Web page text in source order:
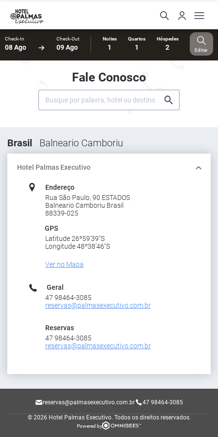
Check-In
08 Ago
Check-Out
09 Ago
Noites
1
Quartos
1
Hóspedes
2 Editar
Fale Conosco
Brasil Balneario Camboriu
Hotel Palmas Executivo
Endereço
Rua São Paulo, 90 ESTADOS
Balneario Camboriu Brasil
88339-025
GPS
Latitude 26º59'39"S
Longitude 48º38'46"S
Ver no Mapa
Geral
47 98464-3085
reservas@palmasexecutivo.com.br
Reservas
47 98464-3085
reservas@palmasexecutivo.com.br
reservas@palmasexecutivo.com.br 47 98464-3085
© 2026 Hotel Palmas Executivo. Todos os direitos reservados.
Powered by